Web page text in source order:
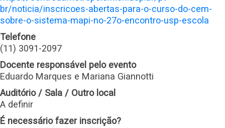
br/noticia/inscricoes-abertas-para-o-curso-do-cem-
sobre-o-sistema-mapi-no-27o-encontro-usp-escola
Telefone
(11) 3091-2097
Docente responsável pelo evento
Eduardo Marques e Mariana Giannotti
Auditório / Sala / Outro local
A definir
É necessário fazer inscrição?